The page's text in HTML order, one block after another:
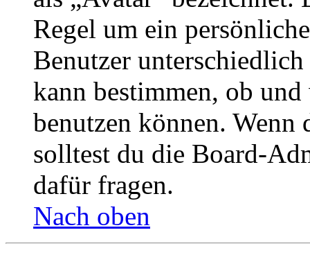
Regel um ein
Benutzer
kann bestimmen, ob
benutzen können. Wenn
solltest du die Board-
dafür fragen.
Nach oben